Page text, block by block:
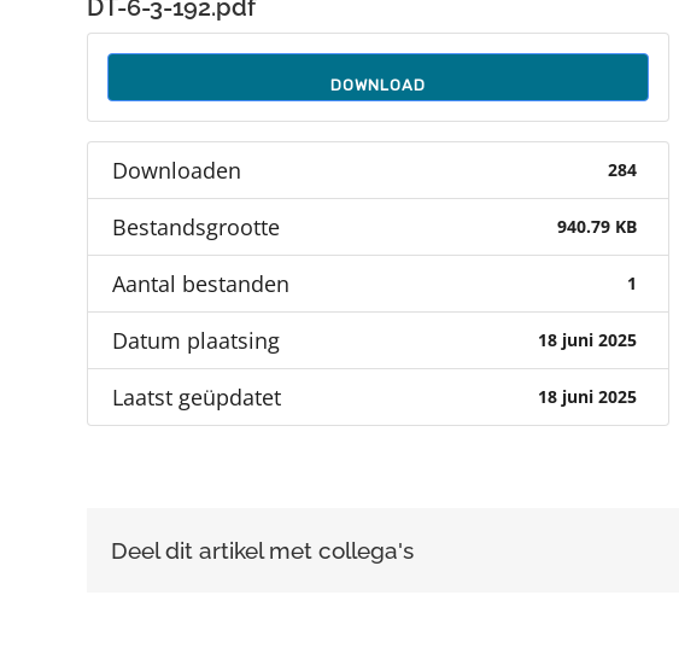
DT-6-3-192.pdf
DOWNLOAD
Downloaden 284
Bestandsgrootte 940.79 KB
Aantal bestanden 1
Datum plaatsing 18 juni 2025
Laatst geüpdatet 18 juni 2025
Deel dit artikel met collega's